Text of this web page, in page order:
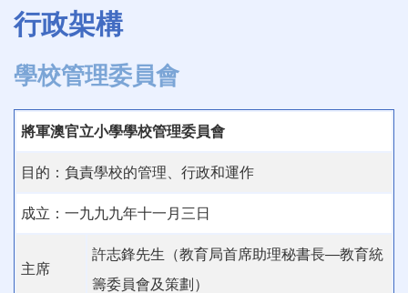
連
結
行政架構
學校管理委員會
將軍澳官立小學學校管理委員會
目的：負責學校的管理、行政和運作
成立：一九九九年十一月三日
主席
許志鋒先生（教育局首席助理秘書長—教育統
籌委員會及策劃）